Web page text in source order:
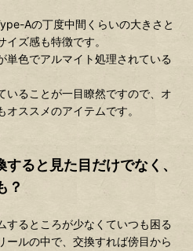
Aの丁度中間くらいの大きさと
ズ感も特徴です。
単色でアルマイト処理されている
いることが一目瞭然ですので、オ
ススメのアイテムです。
ると見た目だけでなく、
？
するところが少なくていつも困る
ールの中で、交換すれば傍目から